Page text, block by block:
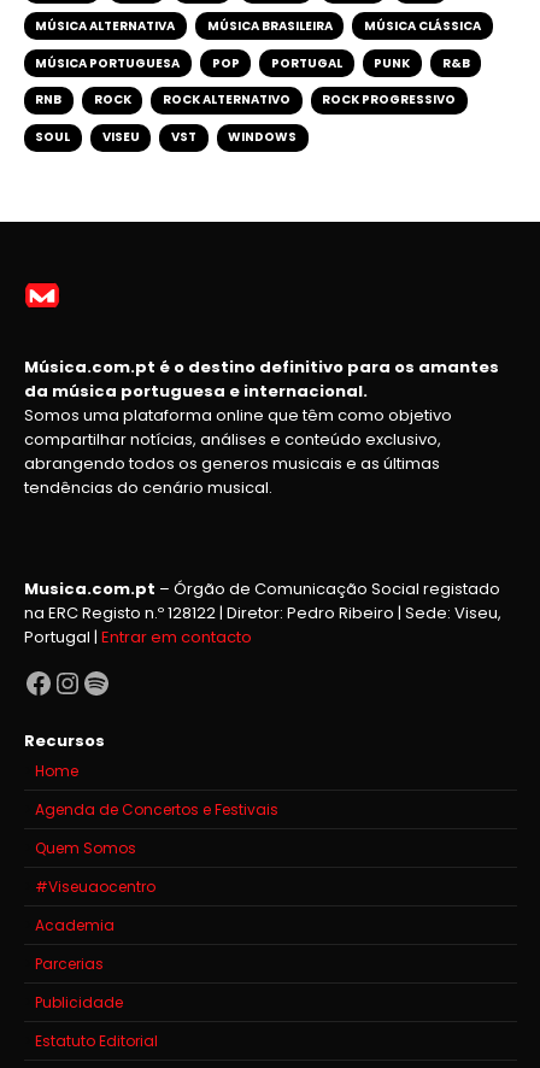
MÚSICA ALTERNATIVA MÚSICA BRASILEIRA MÚSICA CLÁSSICA
MÚSICA PORTUGUESA POP PORTUGAL PUNK R&B
RNB ROCK ROCK ALTERNATIVO ROCK PROGRESSIVO
SOUL VISEU VST WINDOWS
Música.com.pt é o destino definitivo para os amantes
da música portuguesa e internacional.
Somos uma plataforma online que têm como objetivo
compartilhar notícias, análises e conteúdo exclusivo,
abrangendo todos os generos musicais e as últimas
tendências do cenário musical.
Musica.com.pt – Órgão de Comunicação Social registado
na ERC Registo n.º 128122 | Diretor: Pedro Ribeiro | Sede: Viseu,
Portugal | Entrar em contacto
Facebook
Instagram
Spotify
Recursos
Home
Agenda de Concertos e Festivais
Quem Somos
#Viseuaocentro
Academia
Parcerias
Publicidade
Estatuto Editorial